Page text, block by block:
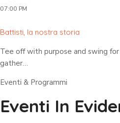
07:00 PM
Battisti, la nostra storia
Tee off with purpose and swing
gather…
Eventi & Programmi
Eventi In